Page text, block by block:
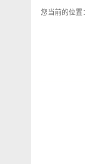
您当前的位置：